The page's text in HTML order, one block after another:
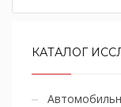
КАТАЛОГ